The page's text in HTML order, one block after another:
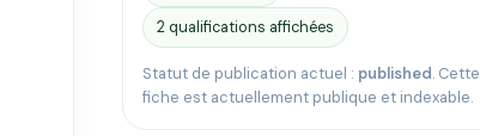
2 qualifications affichées
Statut de publication actuel : published. Cette
fiche est actuellement publique et indexable.